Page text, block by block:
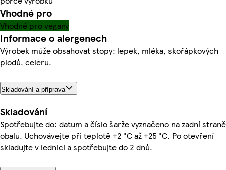
Vhodné pro
Vhodné pro vegany
Informace o alergenech
Výrobek může obsahovat stopy: lepek, mléka, skořápkových
plodů, celeru.
Skladování a příprava
Skladování
Spotřebujte do: datum a číslo šarže vyznačeno na zadní straně
obalu. Uchovávejte při teplotě +2 °C až +25 °C. Po otevření
skladujte v lednici a spotřebujte do 2 dnů.